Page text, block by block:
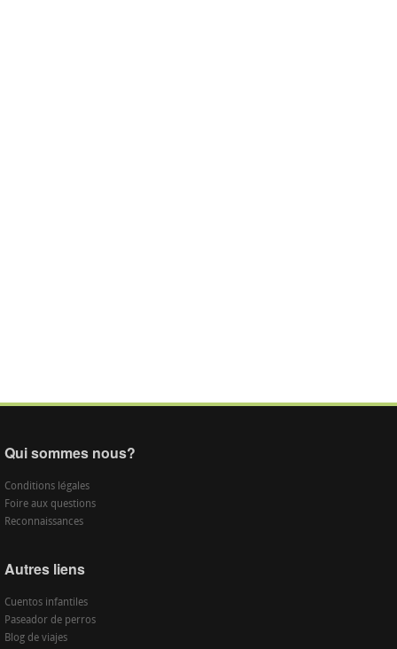
Qui sommes nous?
Conditions légales
Foire aux questions
Reconnaissances
Autres liens
Cuentos infantiles
Paseador de perros
Blog de viajes